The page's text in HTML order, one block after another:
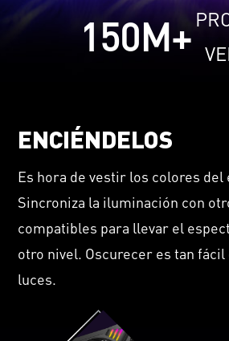
150M+
ENCIÉNDELOS
Es hora de vestir los colores del
Sincroniza la iluminación con
compatibles para llevar el
otro nivel. Oscurecer es tan fácil
luces.